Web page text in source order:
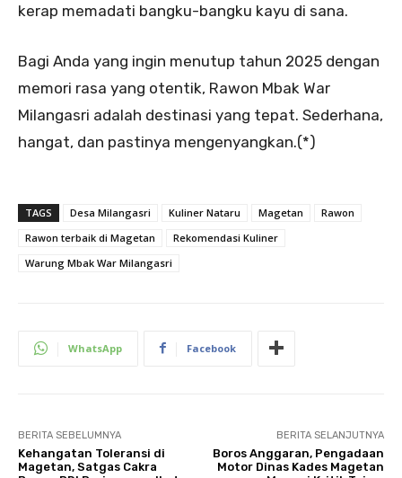
kerap memadati bangku-bangku kayu di sana.
Bagi Anda yang ingin menutup tahun 2025 dengan
memori rasa yang otentik, Rawon Mbak War
Milangasri adalah destinasi yang tepat. Sederhana,
hangat, dan pastinya mengenyangkan.(*)
TAGS Desa Milangasri Kuliner Nataru Magetan
Rawon
Rawon terbaik di Magetan
Rekomendasi Kuliner
Warung Mbak War Milangasri
WhatsApp Facebook
BERITA SEBELUMNYA
Kehangatan Toleransi di
Magetan, Satgas Cakra
BERITA SELANJUTNYA
Boros Anggaran, Pengadaan
Motor Dinas Kades Magetan